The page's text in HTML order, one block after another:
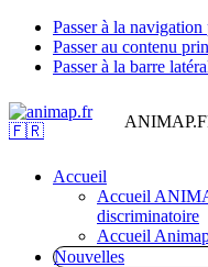
Passer à la
Passer au contenu
Passer à la barre
Accueil
Accueil
discriminatoire
Accueil
Nouvelles